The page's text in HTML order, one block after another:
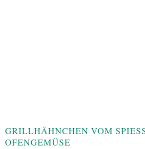
GRILLHÄHNCHEN VOM SPIESS
FENGEMÜSE